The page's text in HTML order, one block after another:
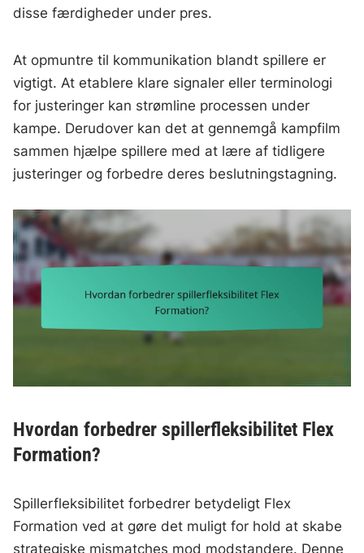
disse færdigheder under pres.
At opmuntre til kommunikation blandt spillere er
vigtigt. At etablere klare signaler eller terminologi
for justeringer kan strømline processen under
kampe. Derudover kan det at gennemgå kampfilm
sammen hjælpe spillere med at lære af tidligere
justeringer og forbedre deres beslutningstagning.
Hvordan forbedrer spillerfleksibilitet Flex
Formation?
Spillerfleksibilitet forbedrer betydeligt Flex
Formation ved at gøre det muligt for hold at skabe
strategiske mismatches mod modstandere. Denne